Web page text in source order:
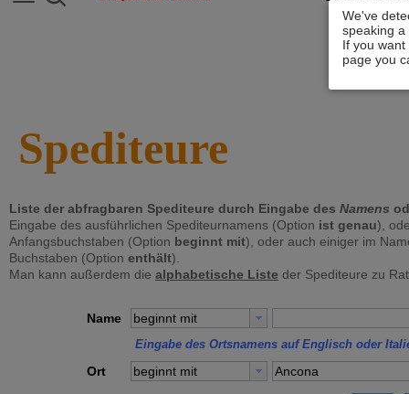
We've
speaking
If you
page you
Spediteure
Liste der abfragbaren Spediteure durch Eingabe des Namens
Eingabe des ausführlichen Spediteurnamens (Option ist genau),
Anfangsbuchstaben (Option beginnt mit), oder auch einiger im
Buchstaben (Option enthält).
Man kann außerdem die alphabetische Liste der Spediteure zu
Name beginnt mit
Eingabe des Ortsnamens auf Englisch oder
Ort beginnt mit